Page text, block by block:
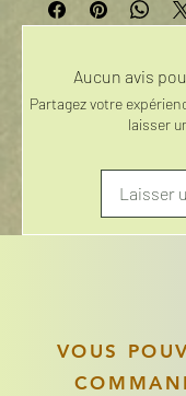
Aucun avis
Partagez votre
laisser
Laisser
VOUS